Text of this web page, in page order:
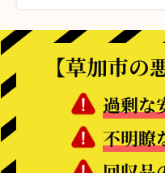
【草加市の
過剰な
不明瞭